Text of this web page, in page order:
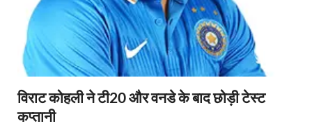
विराट कोहली ने टी20 और वनडे के बाद छोड़ी टेस्ट
कप्तानी